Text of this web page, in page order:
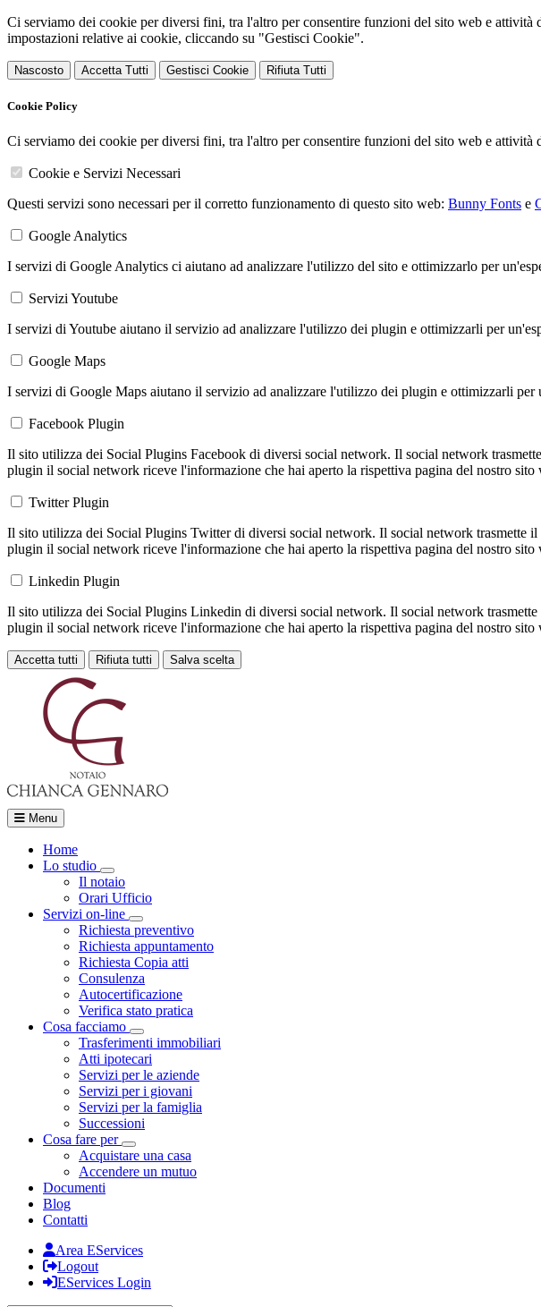
Ci serviamo dei cookie per diversi fini, tra l'altro per consentire funzioni del sito web e
impostazioni relative ai cookie, cliccando su "Gestisci Cookie".
Nascosto Accetta Tutti Gestisci Cookie Rifiuta Tutti
Cookie Policy
Ci serviamo dei cookie per diversi fini, tra l'altro per consentire funzioni del sito web e
Cookie e Servizi Necessari
Questi servizi sono necessari per il corretto funzionamento di questo sito web: Bunny Fonts e
Google Analytics
I servizi di Google Analytics ci aiutano ad analizzare l'utilizzo del sito e ottimizzarlo per
Servizi Youtube
I servizi di Youtube aiutano il servizio ad analizzare l'utilizzo dei plugin e ottimizzarli per
Google Maps
I servizi di Google Maps aiutano il servizio ad analizzare l'utilizzo dei plugin e ottimizzarli per
Facebook Plugin
Il sito utilizza dei Social Plugins Facebook di diversi social network. Il social network
plugin il social network riceve l'informazione che hai aperto la rispettiva pagina del nostro sito
Twitter Plugin
Il sito utilizza dei Social Plugins Twitter di diversi social network. Il social network trasmette
plugin il social network riceve l'informazione che hai aperto la rispettiva pagina del nostro sito
Linkedin Plugin
Il sito utilizza dei Social Plugins Linkedin di diversi social network. Il social network
plugin il social network riceve l'informazione che hai aperto la rispettiva pagina del nostro sito
Accetta tutti Rifiuta tutti Salva scelta
Menu
Home
Lo studio
Toggle Dropdown
Il notaio
Orari Ufficio
Servizi on-line
Toggle Dropdown
Richiesta preventivo
Richiesta appuntamento
Richiesta Copia atti
Consulenza
Autocertificazione
Verifica stato pratica
Cosa facciamo
Toggle Dropdown
Trasferimenti immobiliari
Atti ipotecari
Servizi per le aziende
Servizi per i giovani
Servizi per la famiglia
Successioni
Cosa fare per
Toggle Dropdown
Acquistare una casa
Accendere un mutuo
Documenti
Blog
Contatti
Area EServices
Logout
EServices Login